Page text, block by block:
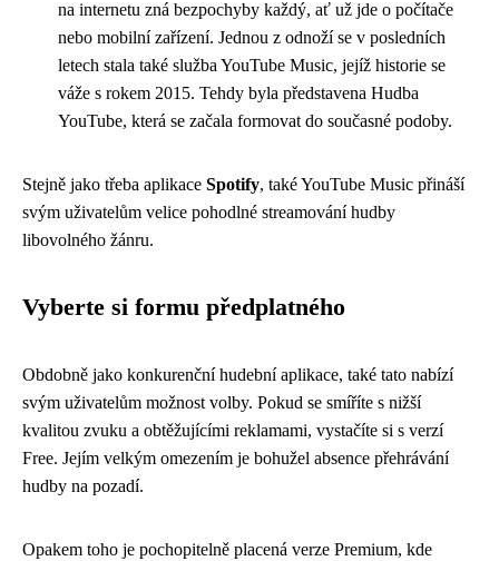
na internetu zná bezpochyby každý, ať už jde o počítače
nebo mobilní zařízení. Jednou z odnoží se v posledních
letech stala také služba YouTube Music, jejíž historie se
váže s rokem 2015. Tehdy byla představena Hudba
YouTube, která se začala formovat do současné podoby.
Stejně jako třeba aplikace Spotify, také YouTube Music přináší
svým uživatelům velice pohodlné streamování hudby
libovolného žánru.
Vyberte si formu předplatného
Obdobně jako konkurenční hudební aplikace, také tato nabízí
svým uživatelům možnost volby. Pokud se smíříte s nižší
kvalitou zvuku a obtěžujícími reklamami, vystačíte si s verzí
Free. Jejím velkým omezením je bohužel absence přehrávání
hudby na pozadí.
Opakem toho je pochopitelně placená verze Premium, kde